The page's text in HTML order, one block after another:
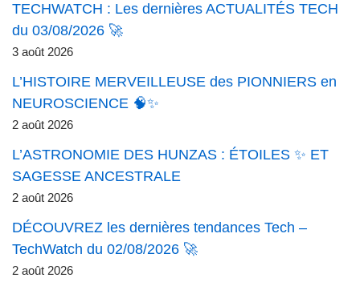
TECHWATCH : Les dernières ACTUALITÉS TECH
du 03/08/2026 🚀
3 août 2026
L’HISTOIRE MERVEILLEUSE des PIONNIERS en
NEUROSCIENCE 🧠✨
2 août 2026
L’ASTRONOMIE DES HUNZAS : ÉTOILES ✨ ET
SAGESSE ANCESTRALE
2 août 2026
DÉCOUVREZ les dernières tendances Tech –
TechWatch du 02/08/2026 🚀
2 août 2026